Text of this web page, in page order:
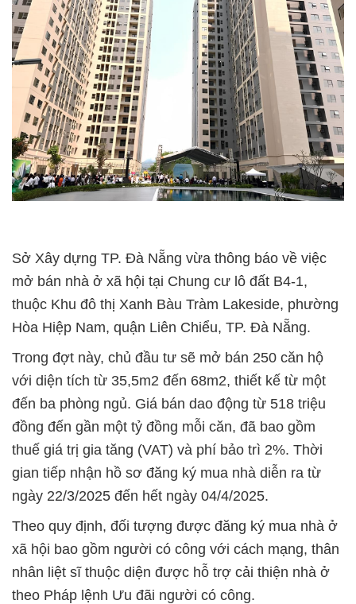
Sở Xây dựng TP. Đà Nẵng vừa thông báo về việc
mở bán nhà ở xã hội tại Chung cư lô đất B4-1,
thuộc Khu đô thị Xanh Bàu Tràm Lakeside, phường
Hòa Hiệp Nam, quận Liên Chiểu, TP. Đà Nẵng.
Trong đợt này, chủ đầu tư sẽ mở bán 250 căn hộ
với diện tích từ 35,5m2 đến 68m2, thiết kế từ một
đến ba phòng ngủ. Giá bán dao động từ 518 triệu
đồng đến gần một tỷ đồng mỗi căn, đã bao gồm
thuế giá trị gia tăng (VAT) và phí bảo trì 2%. Thời
gian tiếp nhận hồ sơ đăng ký mua nhà diễn ra từ
ngày 22/3/2025 đến hết ngày 04/4/2025.
Theo quy định, đối tượng được đăng ký mua nhà ở
xã hội bao gồm người có công với cách mạng, thân
nhân liệt sĩ thuộc diện được hỗ trợ cải thiện nhà ở
theo Pháp lệnh Ưu đãi người có công.